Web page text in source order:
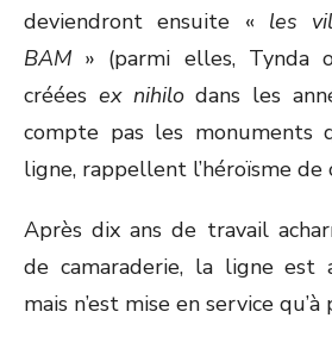
deviendront ensuite « les
BAM » (parmi elles, Tynda
créées ex nihilodans les
compte pas les
ligne, rappellent l’héroïsme de
Après dix ans de travail
de camaraderie, la ligne est
mais n’est mise en service